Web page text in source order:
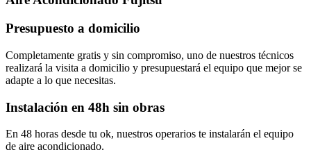
Presupuesto a domicilio
Completamente gratis y sin compromiso, uno de nuestros técnicos
realizará la visita a domicilio y presupuestará el equipo que mejor se
adapte a lo que necesitas.
Instalación en 48h sin obras
En 48 horas desde tu ok, nuestros operarios te instalarán el equipo
de aire acondicionado.